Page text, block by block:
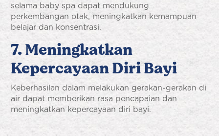
selama baby spa dapat mendukung
perkembangan otak, meningkatkan kemampuan
belajar dan konsentrasi.
7. Meningkatkan
Kepercayaan Diri Bayi
Keberhasilan dalam melakukan gerakan-gerakan di
air dapat memberikan rasa pencapaian dan
meningkatkan kepercayaan diri bayi.